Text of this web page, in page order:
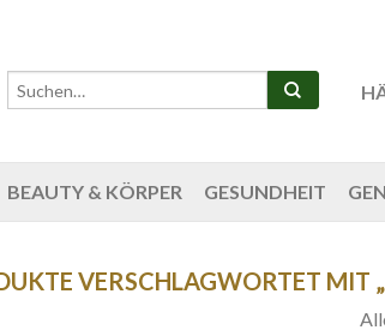
BEAUTY & KÖRPER GESUNDHEIT
VERSCHLAGWORTET MIT